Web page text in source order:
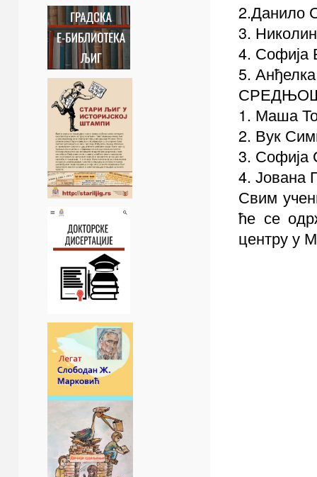
2.Данило
3.
4. Софија
5.
1. Маша
2. Вук
3. Софија
4. Јована
Свим
ће се
центру у